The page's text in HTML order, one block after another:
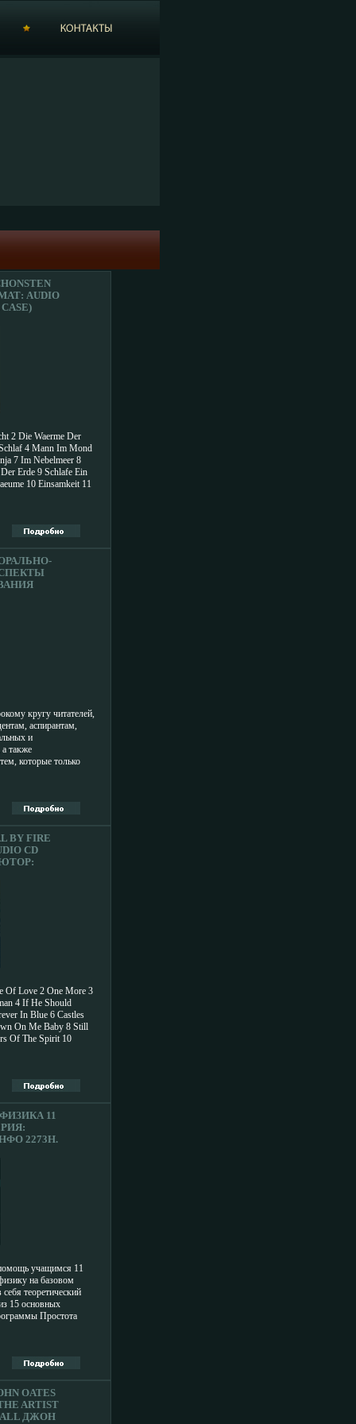
AUDIO
1996 Г
2255H.
2 Die Waerme Der
4 Mann Im Mond
7 Im Nebelmeer 8
Erde 9 Schlafe Ein
10 Einsamkeit 11
ИКЦ
2006 Г
176 СТР
7 ТИРАЖ:
60X90/16
2260H.
кругу читателей,
аспирантам,
и
также
которые только
Роман Палеев.
BY FIRE
CD
ТОВАРЫ
1996 Г
2266H.
Of Love 2 One More 3
4 If He Should
In Blue 6 Castles
On Me Baby 8 Still
Of The Spirit 10
11
2273H.
учащимся 11
на базовом
теоретический
15 основных
Простота
диска:
Правило Ленца
полбвшгце
OATES
ARTIST
ДЖОН